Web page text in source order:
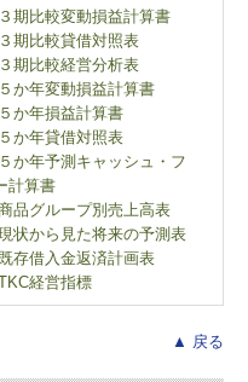
期比較変動損益計算書
期比較貸借対照表
期比較経営分析表
か年変動損益計算書
か年損益計算書
か年貸借対照表
か年予測キャッシュ・フ
計算書
品グループ別売上高表
状から見た将来の予測表
存借入金返済計画表
経営指標
▲ 戻る